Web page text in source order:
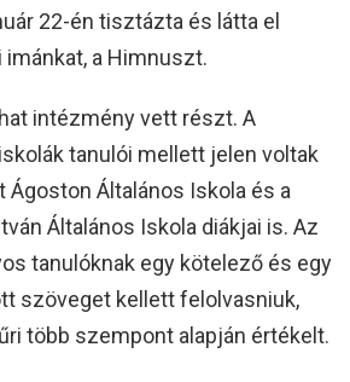
22-én tisztázta és látta el
a Himnuszt.
intézmény vett részt. A
tanulói mellett jelen voltak
Ágoston Általános Iskola és a
Általános Iskola diákjai is. Az
tanulóknak egy kötelező és egy
szöveget kellett felolvasniuk,
több szempont alapján értékelt.